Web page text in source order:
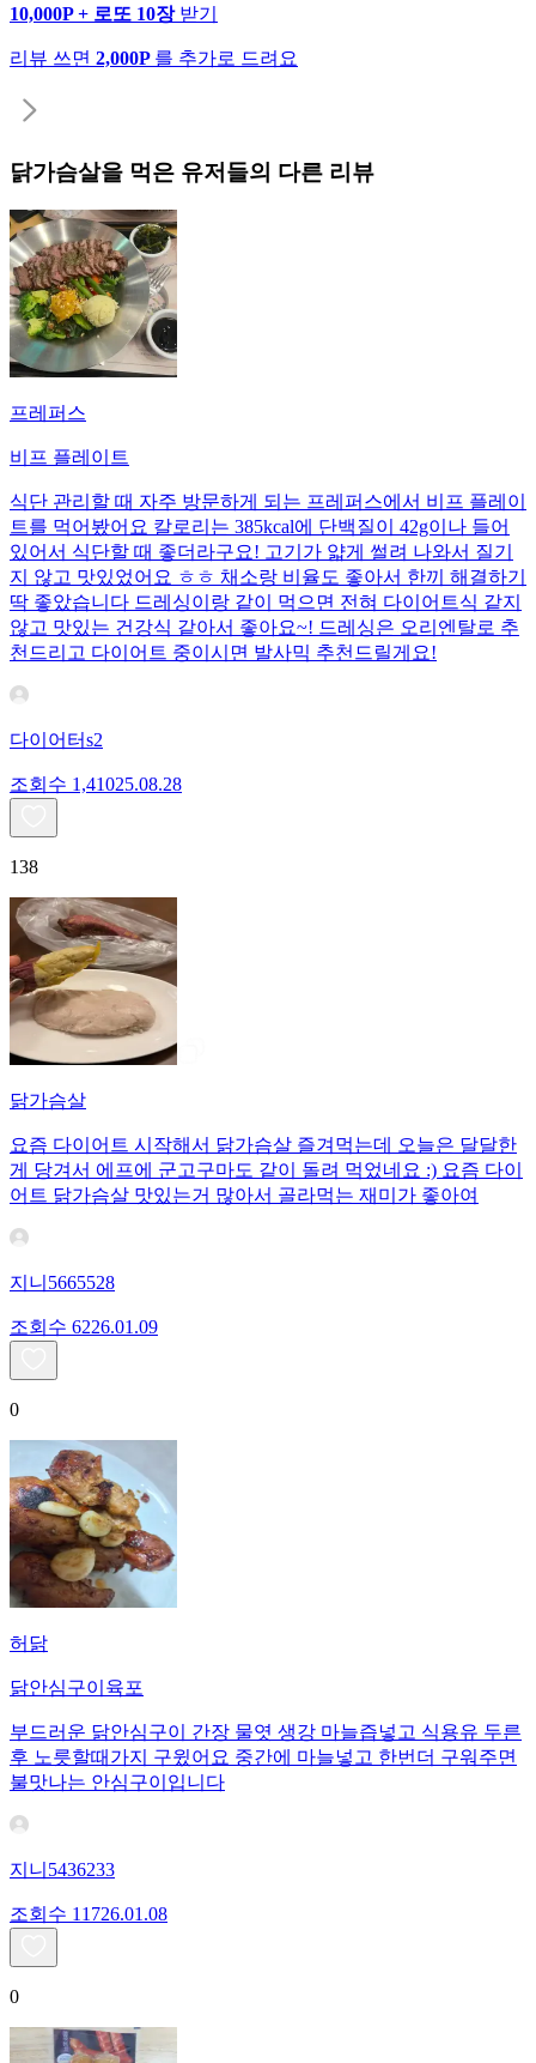
10,000P + 로또 10장 받기
리뷰 쓰면 2,000P 를 추가로 드려요
닭가슴살을 먹은 유저들의 다른 리뷰
프레퍼스
비프 플레이트
식단 관리할 때 자주 방문하게 되는 프레퍼스에서 비프 플레이
트를 먹어봤어요 칼로리는 385kcal에 단백질이 42g이나 들어
있어서 식단할 때 좋더라구요! 고기가 얇게 썰려 나와서 질기
지 않고 맛있었어요 ㅎㅎ 채소랑 비율도 좋아서 한끼 해결하기
딱 좋았습니다 드레싱이랑 같이 먹으면 전혀 다이어트식 같지
않고 맛있는 건강식 같아서 좋아요~! 드레싱은 오리엔탈로 추
천드리고 다이어트 중이시면 발사믹 추천드릴게요!
다이어터s2
조회수 1,41025.08.28
138
닭가슴살
요즘 다이어트 시작해서 닭가슴살 즐겨먹는데 오늘은 달달한
게 당겨서 에프에 군고구마도 같이 돌려 먹었네요 :) 요즘 다이
어트 닭가슴살 맛있는거 많아서 골라먹는 재미가 좋아여
지니5665528
조회수 6226.01.09
0
허닭
닭안심구이육포
부드러운 닭안심구이 간장 물엿 생강 마늘즙넣고 식용유 두른
후 노릇할때가지 구윘어요 중간에 마늘넣고 한번더 구워주면
불맛나는 안심구이입니다
지니5436233
조회수 11726.01.08
0